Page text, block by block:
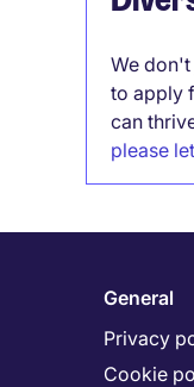
We
to apply
can
please
General
Privacy
Cookie